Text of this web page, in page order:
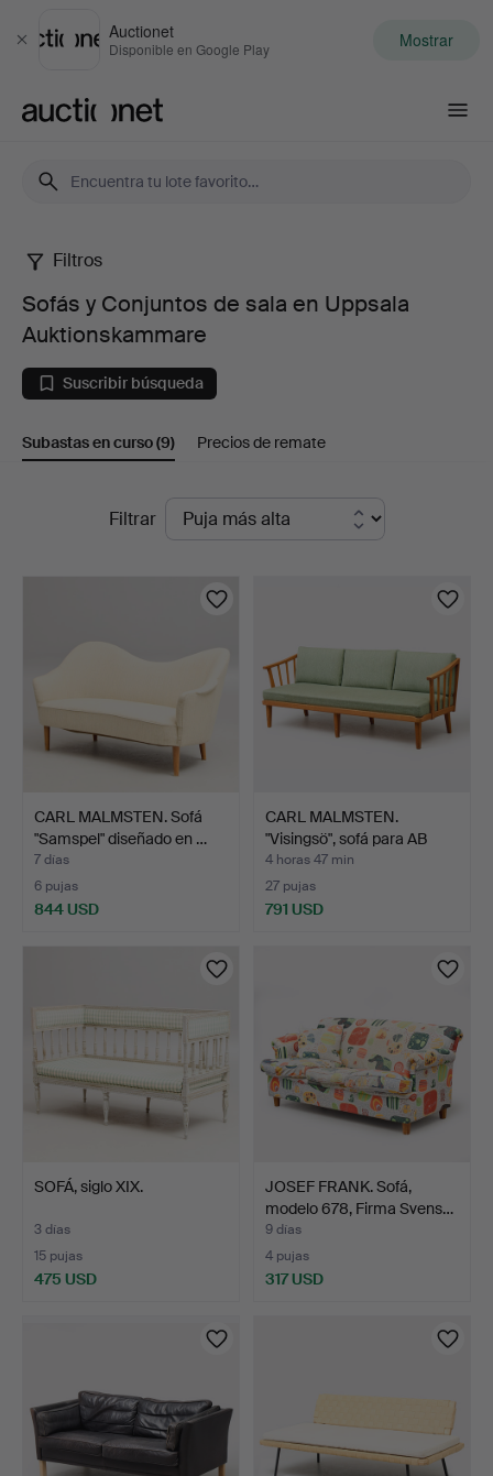
Cerrar
Auctionet
Disponible en Google Play Mostrar
Sofás
Conjuntos
de
Auktionskammare
Filtros
Sofás y Conjuntos de sala en Uppsala
Auktionskammare
Suscribir búsqueda
Subastas en curso(9) Precios de remate
SubastasFiltrar
CARL MALMSTEN. Sofá
"Samspel" diseñado en …
7 días
6 pujas
844 USD
CARL MALMSTEN.
"Visingsö", sofá para AB
OH…
4 horas 47 min
27 pujas
791 USD
SOFÁ, siglo XIX.
3 días
15 pujas
475 USD
JOSEF FRANK. Sofá,
modelo 678, Firma Svens…
9 días
4 pujas
317 USD